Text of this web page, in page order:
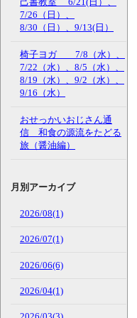
7/26（日）、
8/30（日）、9/13(日）
椅子ヨガ 7/8（水）、
7/22（水）、8/5（水）、
8/19（水）、9/2（水）、
9/16（水）
おせっかいおじさん通
信 和食の源流をたどる
旅（醤油編）
月別アーカイブ
2026/08(1)
2026/07(1)
2026/06(6)
2026/04(1)